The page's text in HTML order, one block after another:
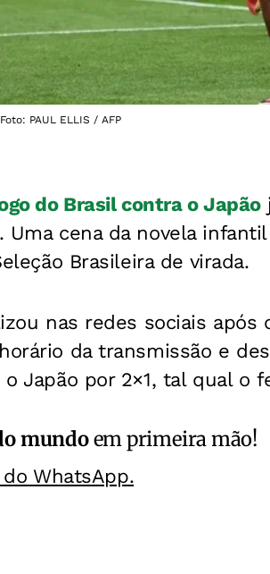
PAUL ELLIS / AFP
do Brasil contra o Japão
Uma cena da novela
Brasileira de virada.
nas redes sociais após
da transmissão e
Japão por 2×1, tal qual o
mundoem primeira mão!
WhatsApp.